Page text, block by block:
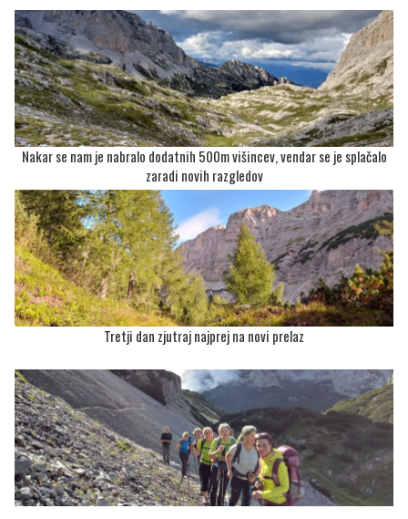
Nakar se nam je nabralo dodatnih 500m višincev, vendar se je splačalo
zaradi novih razgledov
Tretji dan zjutraj najprej na novi prelaz